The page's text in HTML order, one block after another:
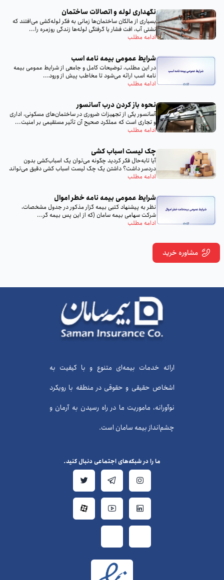
نگهداری لوله و اتصالات ساختمان
بسیاری از مالکان ساختمان‌ها زمانی به فکر لوله‌کشی می‌افتند که
نشتی آب، افت فشار یا گرفتگی لوله‌ها زندگی روزمره را...
ادامه مطلب
شرایط عمومی بیمه نامه اسب
در این مطلب، توضیحات کامل و جامعی از شرایط عمومی بیمه
نامه اسب ارائه می‌شود تا مخاطب پیش از ورود...
ادامه مطلب
نحوه باز کردن درب آسانسور
آسانسور یکی از تجهیزات ضروری در ساختمان‌های مسکونی، اداری
و تجاری است که عملکرد صحیح آن تأثیر مستقیمی بر امنیت...
ادامه مطلب
چک لیست اسباب‌ کشی
آیا تا‌به‌حال فکر کردید چگونه می‌توان یک اسباب‌کشی بدون
دردسر داشت؟ داشتن یک چک لیست اسباب‌ کشی دقیق می‌تواند
تمام...
ادامه مطلب
شرایط عمومی بیمه‌ نامه خطر اموال
نظر به پيشنهاد كتبى بيمه گزار مذكور در جدول مشخصات،
شركت سهامى بيمه سامان (كه از اين پس بيمه گر...
ادامه مطلب
مشاوره خرید
ارائه خدمات بیمه‌ای متنوع و با کیفیت به
اشخاص حقیقی و حقوقی در منطقه با رویکرد
نوآورانه، ماموریت ما در راه رسیدن به آرمان و
چشم‌انداز بیمه سامان است.
ما را در شبکه‌های اجتماعی دنبال کنید.